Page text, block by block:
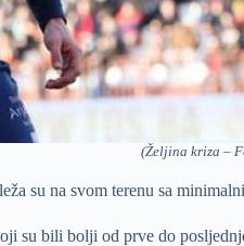
(Željina kriza –
su na svom terenu sa
su bili bolji od prve do